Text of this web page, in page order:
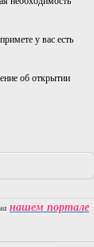
у вас есть
об открытии
нашем портале